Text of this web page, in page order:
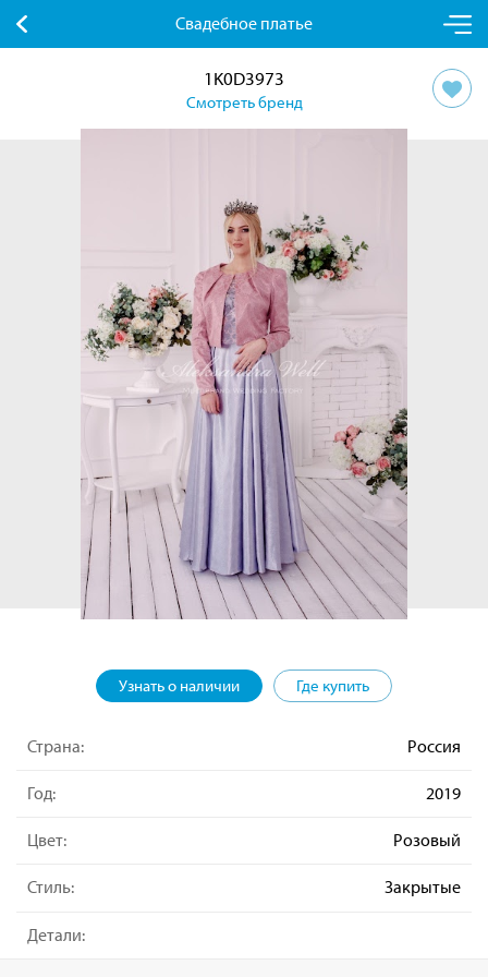
Свадебное платье
1K0D3973
Смотреть бренд
Узнать о наличии Где купить
Страна: Россия
Год: 2019
Цвет: Розовый
Стиль: Закрытые
Детали: